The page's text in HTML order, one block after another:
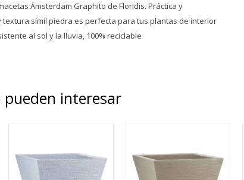
Ámsterdam Graphito de Floridis. Práctica y
textura símil piedra es perfecta para tus plantas de interior
al sol y la lluvia, 100% reciclable
interesar